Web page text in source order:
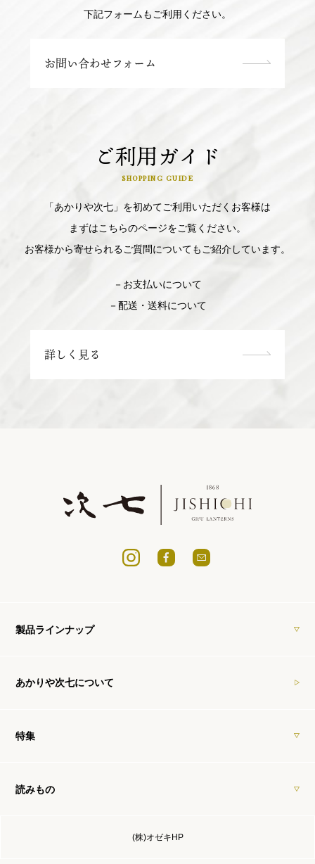
下記フォームもご利用ください。
お問い合わせフォーム
ご利用ガイド
SHOPPING GUIDE
「あかりや次七」を初めてご利用いただくお客様は
まずはこちらのページをご覧ください。
お客様から寄せられるご質問についてもご紹介しています。
－お支払いについて
－配送・送料について
詳しく見る
製品ラインナップ
あかりや次七について
特集
読みもの
(株)オゼキHP